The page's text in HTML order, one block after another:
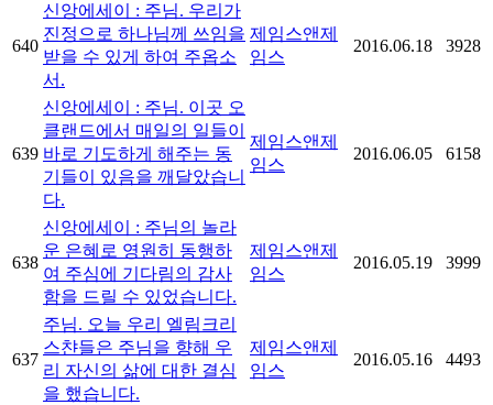
640
신앙에세이 : 주님. 우리가
진정으로 하나님께 쓰임을
받을 수 있게 하여 주옵소
서.
제임스앤제
임스
2016.06.18 3928
639
신앙에세이 : 주님. 이곳 오
클랜드에서 매일의 일들이
바로 기도하게 해주는 동
기들이 있음을 깨달았습니
다.
제임스앤제
임스
2016.06.05 6158
638
신앙에세이 : 주님의 놀라
운 은혜로 영원히 동행하
여 주심에 기다림의 감사
함을 드릴 수 있었습니다.
제임스앤제
임스
2016.05.19 3999
637
주님. 오늘 우리 엘림크리
스챤들은 주님을 향해 우
리 자신의 삶에 대한 결심
을 했습니다.
제임스앤제
임스
2016.05.16 4493